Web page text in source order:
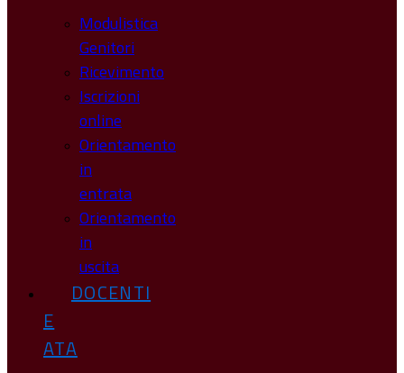
Modulistica
Genitori
Ricevimento
Iscrizioni
online
Orientamento
in
entrata
Orientamento
in
uscita
DOCENTI
E
ATA